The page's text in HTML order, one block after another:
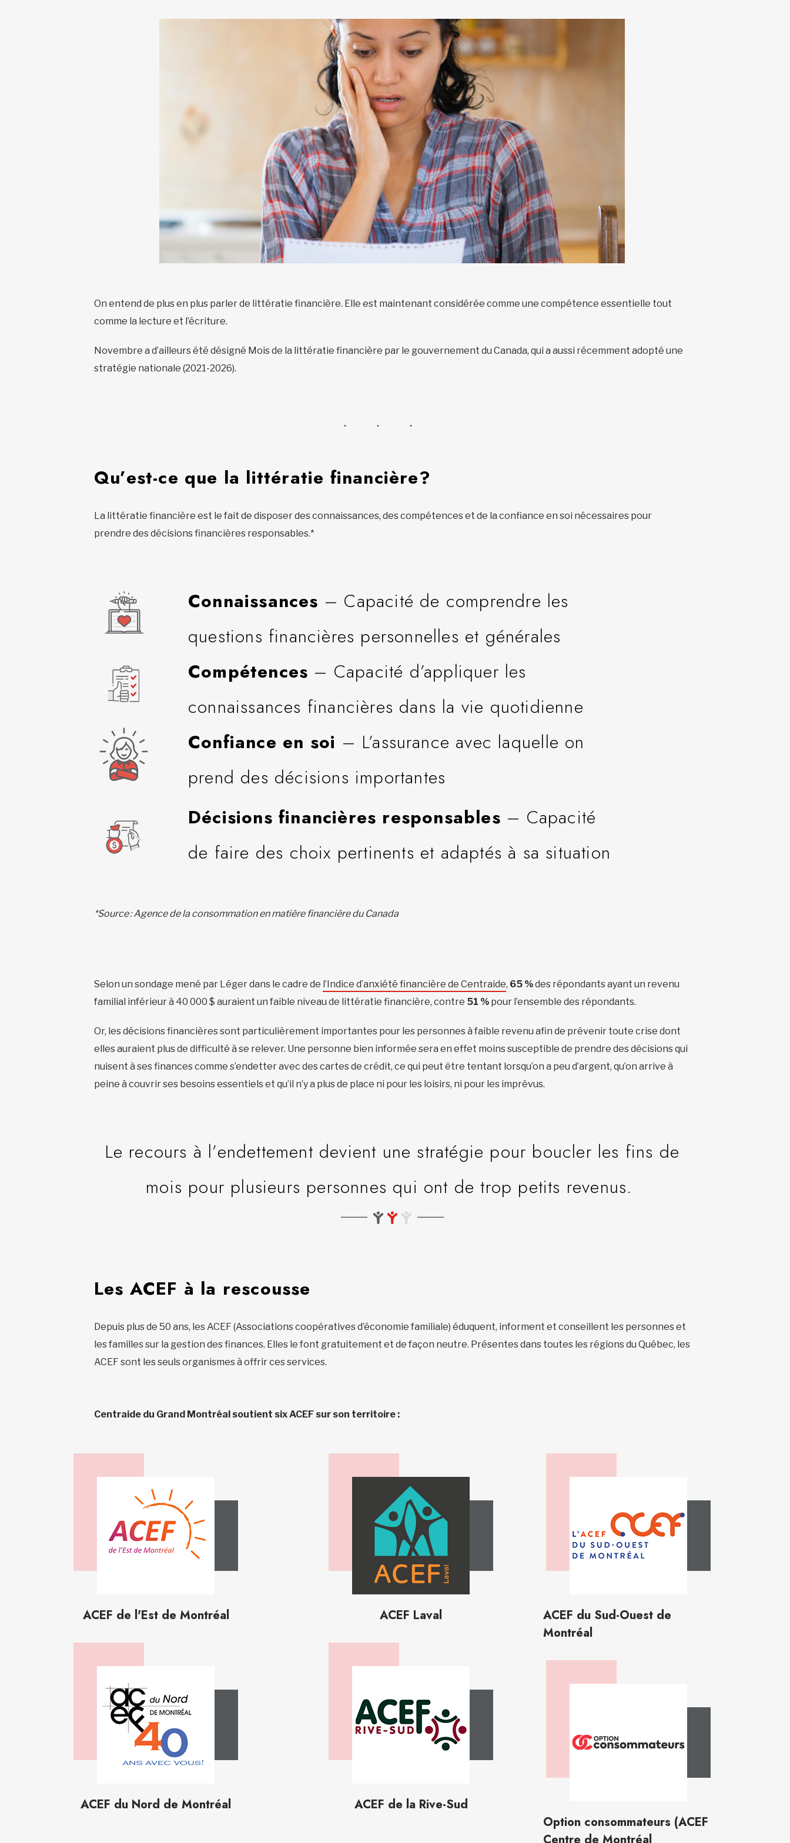
On entend de plus en plus parler de littératie financière. Elle est maintenant considérée comme une compétence essentielle tout
comme la lecture et l’écriture.
Novembre a d’ailleurs été désigné Mois de la littératie financière par le gouvernement du Canada, qui a aussi récemment adopté une
stratégie nationale (2021-2026).
Qu’est-ce que la littératie financière?
La littératie financière est le fait de disposer des connaissances, des compétences et de la confiance en soi nécessaires pour
prendre des décisions financières responsables.*
Connaissances – Capacité de comprendre les
questions financières personnelles et générales
Compétences – Capacité d’appliquer les
connaissances financières dans la vie quotidienne
Confiance en soi – L’assurance avec laquelle on
prend des décisions importantes
Décisions financières responsables – Capacité
de faire des choix pertinents et adaptés à sa situation
*Source : Agence de la consommation en matière financière du Canada
Selon un sondage mené par Léger dans le cadre de l’Indice d’anxiété financière de Centraide, 65 %des répondants ayant un revenu
familial inférieur à 40 000 $ auraient un faible niveau de littératie financière, contre 51 % pour l’ensemble des répondants.
Or, les décisions financières sont particulièrement importantes pour les personnes à faible revenu afin de prévenir toute crise dont
elles auraient plus de difficulté à se relever. Une personne bien informée sera en effet moins susceptible de prendre des décisions qui
nuisent à ses finances comme s’endetter avec des cartes de crédit, ce qui peut être tentant lorsqu’on a peu d’argent, qu’on arrive à
peine à couvrir ses besoins essentiels et qu’il n’y a plus de place ni pour les loisirs, ni pour les imprévus.
Le recours à l’endettement devient une stratégie pour boucler les fins de
mois pour plusieurs personnes qui ont de trop petits revenus.
Les ACEF à la rescousse
Depuis plus de 50 ans, les ACEF (Associations coopératives d’économie familiale) éduquent, informent et conseillent les personnes et
les familles sur la gestion des finances. Elles le font gratuitement et de façon neutre. Présentes dans toutes les régions du Québec, les
ACEF sont les seuls organismes à offrir ces services.
Centraide du Grand Montréal soutient six ACEF sur son territoire :
ACEF de l'Est de Montréal
ACEF du Nord de Montréal
ACEF Laval
ACEF de la Rive-Sud
ACEF du Sud-Ouest de
Montréal
Option consommateurs (ACEF